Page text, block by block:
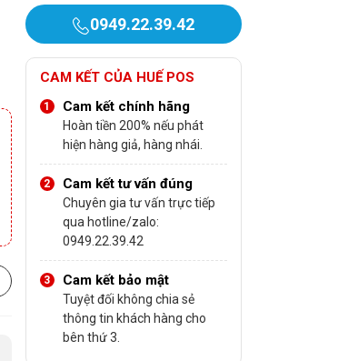
0949.22.39.42
CAM KẾT CỦA HUẾ POS
Cam kết chính hãng
Hoàn tiền 200% nếu phát
hiện hàng giả, hàng nhái.
Cam kết tư vấn đúng
Chuyên gia tư vấn trực tiếp
qua hotline/zalo:
0949.22.39.42
Cam kết bảo mật
Tuyệt đối không chia sẻ
thông tin khách hàng cho
bên thứ 3.